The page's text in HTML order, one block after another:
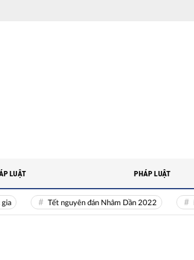
Tết nguyên đán Nhâm Dần 2022 Nguồn
LUẬT PHÁP LUẬT